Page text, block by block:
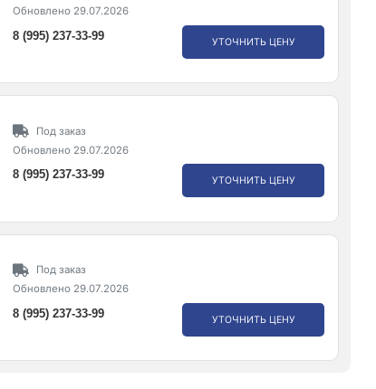
Обновлено 29.07.2026
8 (995) 237-33-99 УТОЧНИТЬ ЦЕНУ
Под заказ
Обновлено 29.07.2026
8 (995) 237-33-99 УТОЧНИТЬ ЦЕНУ
Под заказ
Обновлено 29.07.2026
8 (995) 237-33-99 УТОЧНИТЬ ЦЕНУ